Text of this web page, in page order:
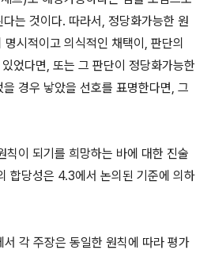
는 것이다. 따라서, 정당화가능한 원
시적이고 의식적인 채택이, 판단의
었다면, 또는 그 판단이 정당화가능한
경우 낳았을 선호를 표명한다면, 그
칙이 되기를 희망하는 바에 대한 진술
합당성은 4.3에서 논의된 기준에 의하
각 주장은 동일한 원칙에 따라 평가